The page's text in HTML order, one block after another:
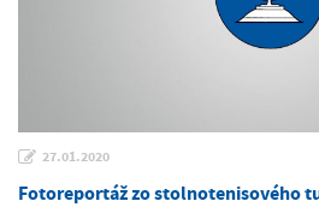
27.01.2020
Fotoreportáž zo stolnotenisového